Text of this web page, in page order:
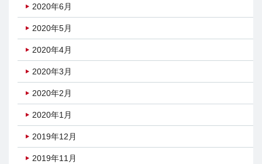
2020年6月
2020年5月
2020年4月
2020年3月
2020年2月
2020年1月
2019年12月
2019年11月